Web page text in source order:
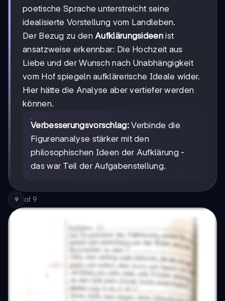
poetische Sprache unterstreicht seine
idealisierte Vorstellung vom Landleben.
Der Bezug zu den Aufklärungsideenist
ansatzweise erkennbar: Die Hochzeit aus
Liebe und der Wunsch nach Unabhängigkeit
vom Hof spiegeln aufklärerische Ideale wider.
Hier hätte die Analyse aber vertiefer werden
können.
Verbesserungsvorschlag:Verbinde die
Figurenanalyse stärker mit den
philosophischen Ideen der Aufklärung -
das war Teil der Aufgabenstellung.
9 of 9